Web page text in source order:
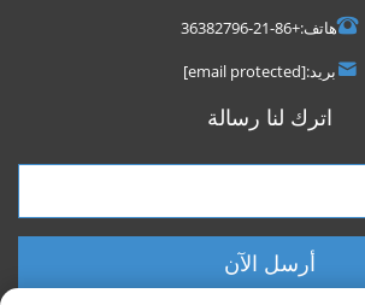
هاتف:+86-21-36382796
بريد:[email protected]
اترك لنا رسالة
أرسل الآن